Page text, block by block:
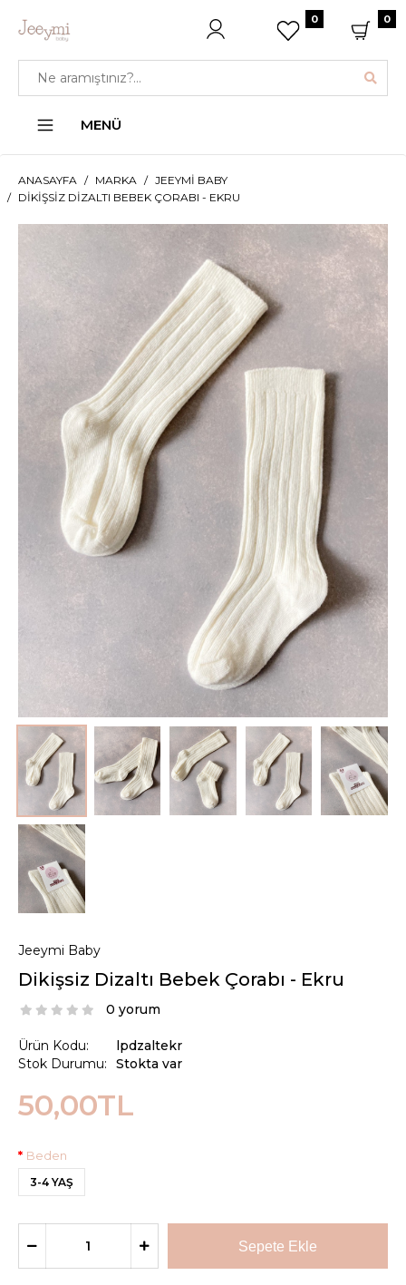
0 0
MENÜ
ANASAYFA MARKA
JEEYMI BABY
DIKIŞSIZ DIZALTI BEBEK ÇORABI - EKRU
Jeeymi Baby
Dikişsiz Dizaltı Bebek Çorabı - Ekru
0 yorum
Ürün Kodu:
Stok Durumu:
lpdzaltekr
Stokta var
50,00TL
Beden
3-4 YAŞ